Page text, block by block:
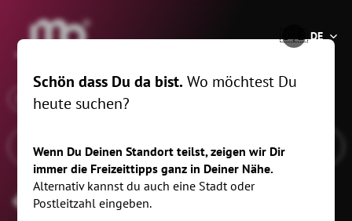
®
🇩🇪DE
Wann
Businessevents
Schön dass Du da bist. Wo möchtest Du
heute suchen?
Wenn Du Deinen Standort teilst, zeigen wir Dir
immer die Freizeittipps ganz in Deiner Nähe.
Alternativ kannst du auch eine Stadt oder
Postleitzahl eingeben.